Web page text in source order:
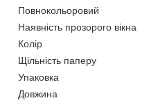
Повнокольоровий
Наявність прозорого вікна
Колір
Щільність паперу
Упаковка
Довжина